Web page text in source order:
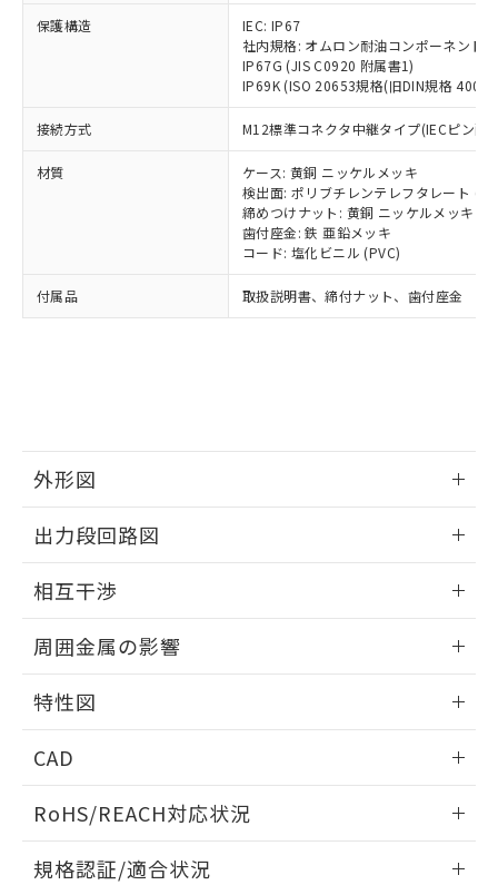
保護構造
IEC: IP67
社内規格: オムロン耐油コンポーネント
IP67G (JIS C0920 附属書1)
IP69K (ISO 20653規格(旧DIN規格
接続方式 M12標準コネクタ中継タイプ(IECピン配
材質
ケース: 黄銅 ニッケルメッキ
検出面: ポリブチレンテレフタレート
締めつけナット: 黄銅 ニッケルメッキ
歯付座金: 鉄 亜鉛メッキ
コード: 塩化ビニル (PVC)
付属品 取扱説明書、締付ナット、歯付座金
外形図
外形図
出力段回路図
出力段回路図
相互干渉
相互干渉
A: 30mm以上、B: 20mm以上
周囲金属の影響
周囲金属の影響
特性図
検出物体の大きさと材質による影響
CAD
ドすることができます。
RoHS/REACH対応状況
規格認証/適合状況
覧された時点での実際の在庫および標
準価格とは異なる場合があることをご
正式な納期状況および標準価格はお客
様のお取引先、またはお客様担当のオ
ムロン制御機器販売店・当社販売員に
ご相談ください。
オムロン制御機器販売店や当社販売拠
販売ネットワーク
」をご確認
在庫状況および標準価格結果を当社の
事前の承諾なく第三者に漏洩または開
示しないようお願いします。
マイパーツ機能（部品リスト作成サー
および当社の共同利用者が、当社の製
※当社の共同利用者とは、
の共同利用に関して"
の「1.共同利
指します。
ミウム(Cd) 100ppm以下、
六価クロム(Cr(Ⅵ)) 1000ppm以下、ポリ臭化ビフェニル
類(PBB) 1000ppm以下、ポリ臭化ジフェニルエーテル類
(PBDE) 1000ppm以下、フタル酸ビス(2-エチルヘキシ
ル) (DEHP)(別名：DOP) 1000ppm以下、フタル酸ブチ
ルベンジル（BBP） 1000ppm以下、フタル酸ジブチル
（DBP） 1000ppm以下、フタル酸ジイソブチル
(DIBP) 1000ppm以下
但し、RoHS指令で産業用監視および制御機器に対する
フタル酸エステル類の４物質については閾値を超える意
図的な使用がないことを確認しています。
部品在庫の切り替え状況などにより、予定
月が前後することがあります。
とができます。
EU RoHS指令（10物質）の非含有証明書
51物質の非含有証明書（当社基準）
※本証明書は発行日時点で非含有を証明す
るもので、過去に遡って非含有を証明する
また、RoHS指令のフタル酸エステル類４
物質の対応では、対応完了までの期間は出
荷製品に未対応品が混在することから備考
り、2022年1月12日より割愛しておりま
す。
Pb(鉛) :1000ppm、 Hg(水銀) : 1000ppm、 Cd(カドミウ
ム) : 100ppm、
Cr(Ⅵ)(六価クロム) : 1000ppm、 PBBs(ポリ臭化ビフェ
ニル類) : 1000ppm、 PBDEs(ポリ臭化ジフェニルエーテ
DBP(フタル酸ジブチル) : 1000ppm、 DIBP(フタル酸ジ
イソブチル) : 1000ppm、 BBP(フタル酸ブチルベンジ
ル) : 1000ppm、
DEHP(フタル酸ビス(2-エチルヘキシル)) : 1000ppm
※2 環境保護使用期限
「ｅ」：有害物質（10物質）のすべてが基
準値以下であることを示します。
「10」：通常の使用状況下において有害物
質が外部に漏えいし、環境に深刻な影響を
可)を取得するなどの必要な手続きを
当社は規制貨物を破棄する場合は、完
全に破砕するなど、違法に輸出されな
いよう必要な手段を講じます。
当社は貴社製品を、核兵器、ミサイ
ル、化学兵器、生物兵器またはその他
武器並びにこれらの製造装置等に一切
使用いたしません。
当社は、貴社製品を第三者に販売する
場合は、上記1、2および3の内容を当
該第三者に通知します。また当社は、
販売先および販売に係わる関係者が違
法に輸出するおそれがある場合は、取
一定数以上の在庫あり
一定数には満たないが在庫あり
在庫なし(最新の在庫状況につ
いては、お客様のお取引先、ま
たはお客様担当のオムロン制御
機器販売店・当社販売員にご確
認ください)
受注生産機種、また在庫状況の